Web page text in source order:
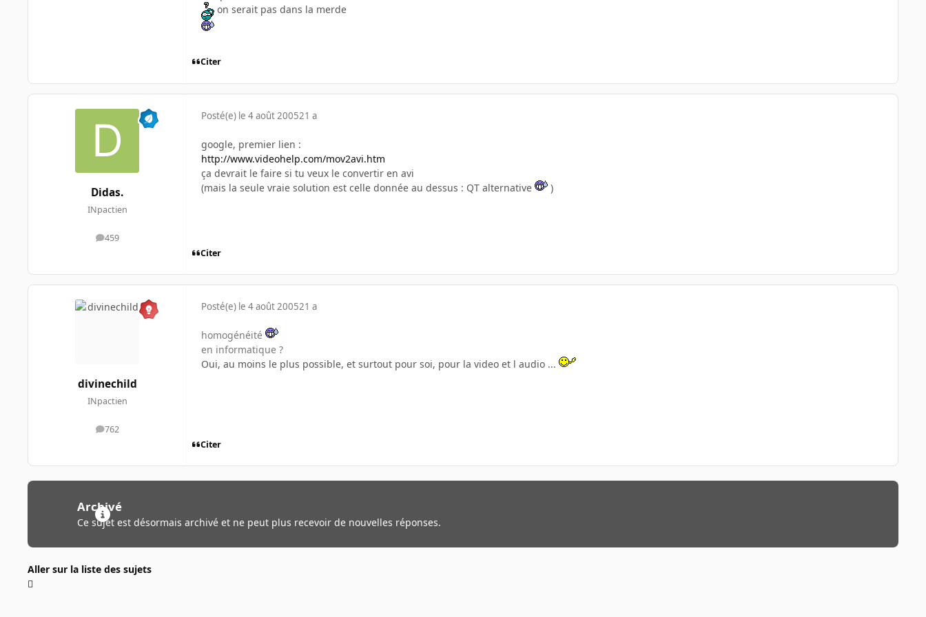
on serait pas dans la merde
Citer
Didas.
INpactien
459
messages
Posté(e) le 4 août 200521 a
google, premier lien :
http://www.videohelp.com/mov2avi.htm
ça devrait le faire si tu veux le convertir en avi
(mais la seule vraie solution est celle donnée au dessus : QT alternative
)
Citer
divinechild
INpactien
762
messages
Posté(e) le 4 août 200521 a
homogénéité
en informatique ?
Oui, au moins le plus possible, et surtout pour soi, pour la video et l audio ...
Citer
Archivé
Ce sujet est désormais archivé et ne peut plus recevoir de nouvelles réponses.
Aller sur la liste des sujets